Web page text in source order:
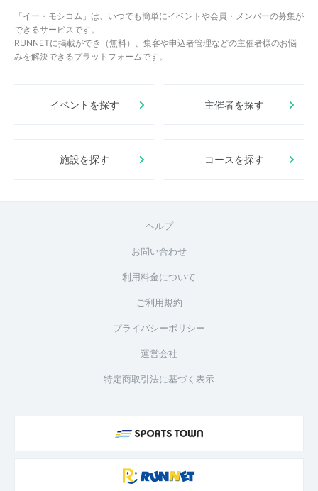
「イー・モシコム」は、いつでも簡単にイベントや会員・メンバーの募集が
できるサービスです。
RUNNETに掲載ができ（無料）、集客や申込者管理などの主催者様のお悩
みを解決できるプラットフォームです。
イベントを探す 主催者を探す
施設を探す コースを探す
ヘルプ
お問い合わせ
利用料金について
ご利用規約
プライバシーポリシー
運営会社
特定商取引法に基づく表示